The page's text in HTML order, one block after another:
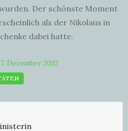
Der schönste Moment
als der Nikolaus in
dabei hatte.
Dezember 2022